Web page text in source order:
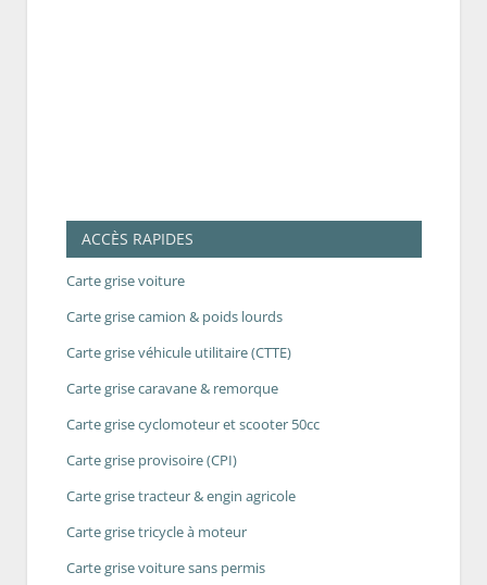
ACCÈS RAPIDES
Carte grise voiture
Carte grise camion & poids lourds
Carte grise véhicule utilitaire (CTTE)
Carte grise caravane & remorque
Carte grise cyclomoteur et scooter 50cc
Carte grise provisoire (CPI)
Carte grise tracteur & engin agricole
Carte grise tricycle à moteur
Carte grise voiture sans permis